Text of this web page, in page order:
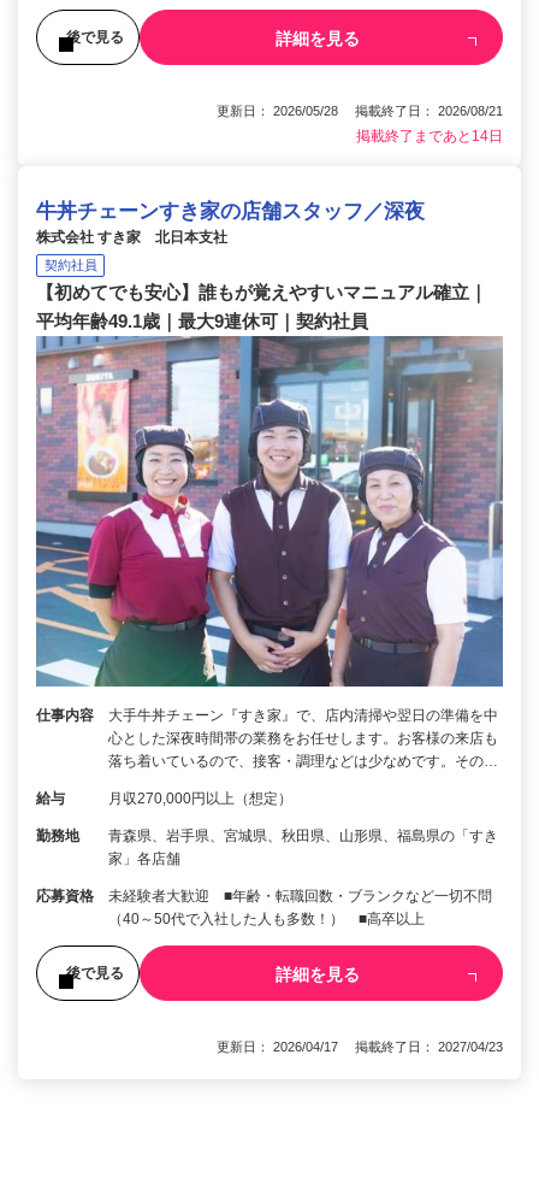
後で見る 詳細を見る
更新日： 2026/05/28 掲載終了日： 2026/08/21
掲載終了まであと14日
牛丼チェーンすき家の店舗スタッフ／深夜
株式会社 すき家 北日本支社
契約社員
【初めてでも安心】誰もが覚えやすいマニュアル確立｜
平均年齢49.1歳｜最大9連休可｜契約社員
仕事内容
大手牛丼チェーン『すき家』で、店内清掃や翌日の準備を中
心とした深夜時間帯の業務をお任せします。お客様の来店も
落ち着いているので、接客・調理などは少なめです。その…
給与 月収270,000円以上（想定）
勤務地
青森県、岩手県、宮城県、秋田県、山形県、福島県の「すき
家」各店舗
応募資格
未経験者大歓迎 ■年齢・転職回数・ブランクなど一切不問
（40～50代で入社した人も多数！） ■高卒以上
後で見る 詳細を見る
更新日： 2026/04/17 掲載終了日： 2027/04/23